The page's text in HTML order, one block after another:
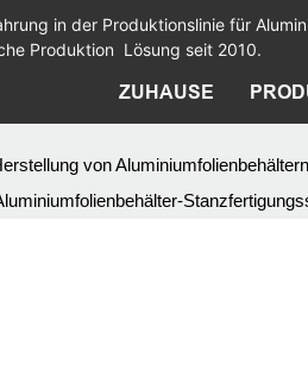
in der Produktionslinie für
Produktion Lösung seit 2010.
ZUHAUSE
von Aluminiumfolienbehältern